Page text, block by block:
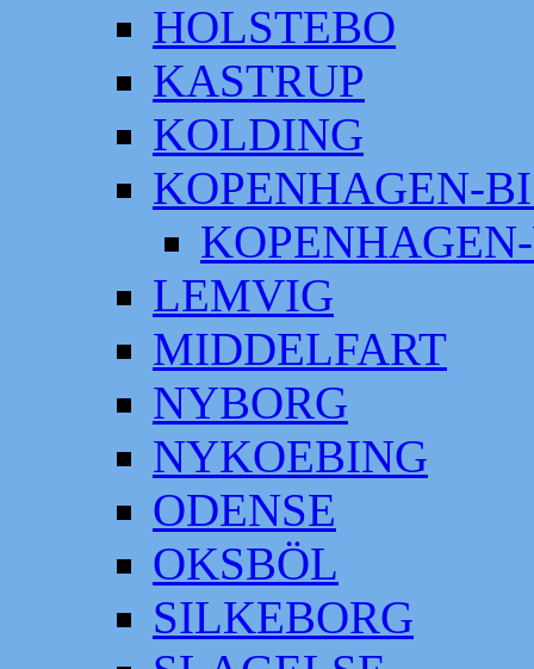
HOLSTEBO
KASTRUP
KOLDING
KOPENHAGEN-
LEMVIG
MIDDELFART
NYBORG
NYKOEBING
ODENSE
OKSBÖL
SILKEBORG